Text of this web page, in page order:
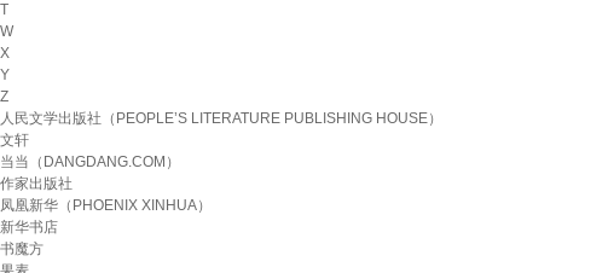
T
W
X
Y
Z
人民文学出版社（PEOPLE’S LITERATURE PUBLISHING HOUSE）
文轩
当当（DANGDANG.COM）
作家出版社
凤凰新华（PHOENIX XINHUA）
新华书店
书魔方